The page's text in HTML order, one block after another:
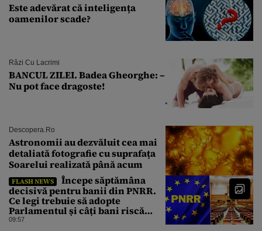
Este adevărat că inteligența
oamenilor scade?
Râzi Cu Lacrimi
BANCUL ZILEI. Badea Gheorghe: –
Nu pot face dragoste!
Descopera.ro
Astronomii au dezvăluit cea mai
detaliată fotografie cu suprafața
Soarelui realizată până acum
FLASH NEWS
Începe săptămâna
decisivă pentru banii din PNRR.
Ce legi trebuie să adopte
Parlamentul și câți bani riscă
România să piardă
09:57